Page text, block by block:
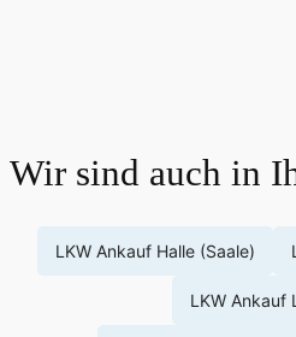
Wir sind auch in
LKW Ankauf Halle (Saale)
LKW Ankauf